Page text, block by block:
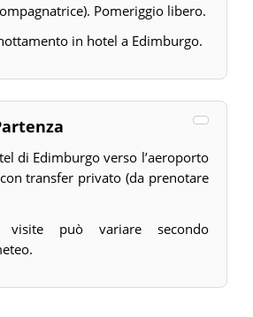
Pomeriggio libero.
in hotel a Edimburgo.
di Edimburgo verso l’aeroporto
transfer privato (da prenotare
visite può variare secondo